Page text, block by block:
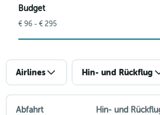
Budget
€ 96 - € 295
Airlines Hin- und Rückflug
Abfahrt Hin- und